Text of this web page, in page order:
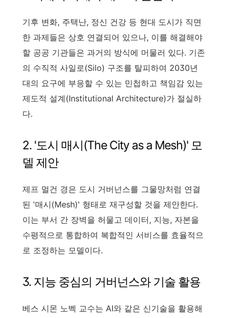
기후 변화, 주택난, 정신 건강 등 현대 도시가 직면
한 과제들은 상호 연결되어 있으나, 이를 해결해야
할 공공 기관들은 과거의 방식에 머물러 있다. 기존
의 수직적 사일로(Silo) 구조를 탈피하여 2030년
대의 요구에 부응할 수 있는 민첩하고 책임감 있는
제도적 설계(Institutional Architecture)가 절실하
다.
2. '도시 매시(The City as a Mesh)' 모
델 제안
제프 멀건 경은 도시 거버넌스를 그물망처럼 연결
된 '매시(Mesh)' 형태로 재구성할 것을 제안한다.
이는 부서 간 장벽을 허물고 데이터, 지능, 자본을
수평적으로 통합하여 복합적인 서비스를 효율적으
로 조정하는 모델이다.
3. 지능 중심의 거버넌스와 기술 활용
베스 시몬 노벡 교수는 AI와 같은 신기술을 활용해